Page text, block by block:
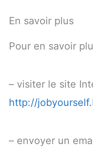
En savoir plus
Pour en savoir
– visiter le site
http://
– envoyer un